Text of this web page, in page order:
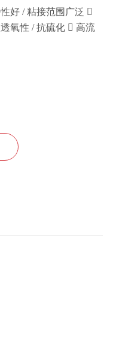
好 / 粘接范围广泛 
氧性 / 抗硫化  高流